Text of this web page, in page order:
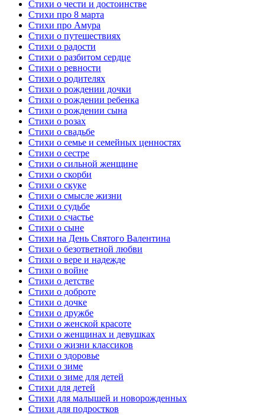
Стихи о чести и достоинстве
Стихи про 8 марта
Стихи про Амура
Стихи о путешествиях
Стихи о радости
Стихи о разбитом сердце
Стихи о ревности
Стихи о родителях
Стихи о рождении дочки
Стихи о рождении ребенка
Стихи о рождении сына
Стихи о розах
Стихи о свадьбе
Стихи о семье и семейных ценностях
Стихи о сестре
Стихи о сильной женщине
Стихи о скорби
Стихи о скуке
Стихи о смысле жизни
Стихи о судьбе
Стихи о счастье
Стихи о сыне
Стихи на День Святого Валентина
Стихи о безответной любви
Стихи о вере и надежде
Стихи о войне
Стихи о детстве
Стихи о доброте
Стихи о дочке
Стихи о дружбе
Стихи о женской красоте
Стихи о женщинах и девушках
Стихи о жизни классиков
Стихи о здоровье
Стихи о зиме
Стихи о зиме для детей
Стихи для детей
Стихи для малышей и новорожденных
Стихи для подростков